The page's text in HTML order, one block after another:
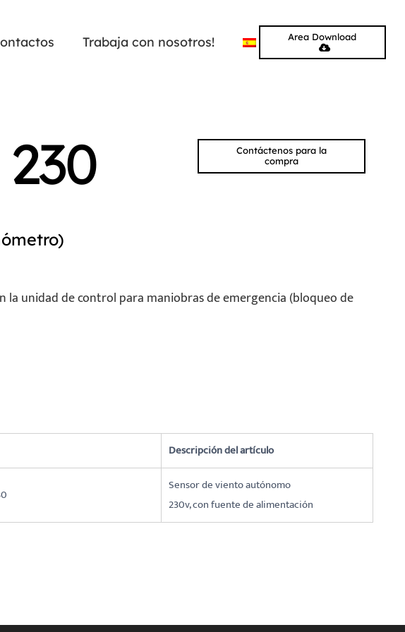
Trabaja con nosotros! Area Download
Contáctenos para la
compra
la unidad de control para maniobras de emergencia (bloqueo de
Descripción del artículo
Sensor de viento autónomo
230v, con fuente de alimentación